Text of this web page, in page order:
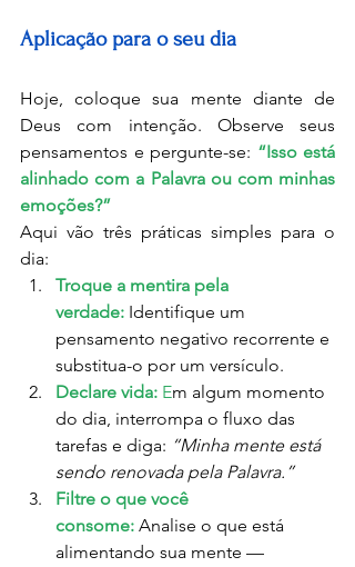
Aplicação para o seu dia
Hoje, coloque sua mente diante de
Deus com intenção. Observe seus
pensamentos e pergunte-se: “Isso está
alinhado com a Palavra ou com minhas
emoções?”
Aqui vão três práticas simples para o
dia:
Troque a mentira pela
verdade: Identifique um
pensamento negativo recorrente e
substitua-o por um versículo.
Declare vida: Em algum momento
do dia, interrompa o fluxo das
tarefas e diga: “Minha mente está
sendo renovada pela Palavra.”
Filtre o que você
consome: Analise o que está
alimentando sua mente —